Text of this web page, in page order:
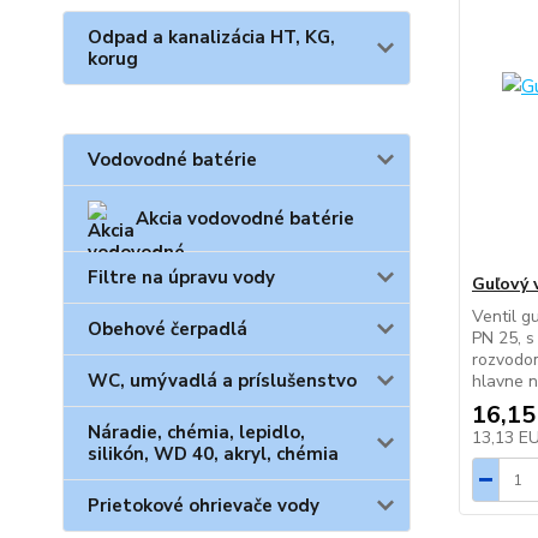
Odpad a kanalizácia HT, KG,
korug
Vodovodné batérie
Akcia vodovodné batérie
Filtre na úpravu vody
Obehové čerpadlá
WC, umývadlá a príslušenstvo
Náradie, chémia, lepidlo,
silikón, WD 40, akryl, chémia
Prietokové ohrievače vody
Guľový
Ventil
PN 25,
hlavne
13,13